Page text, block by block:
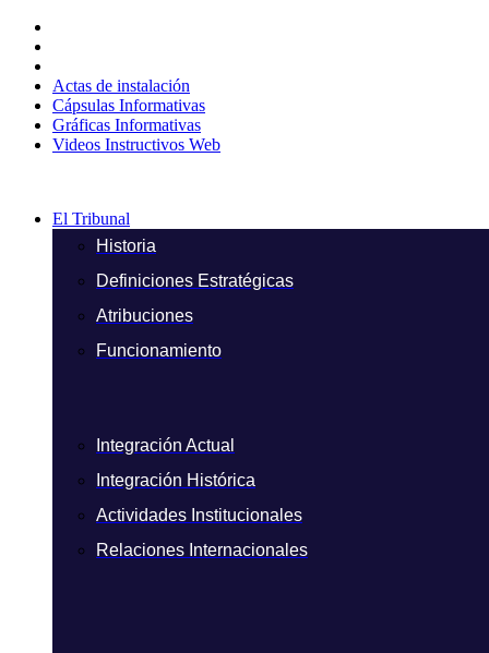
contenido
Actas de instalación
Cápsulas Informativas
Gráficas Informativas
Videos Instructivos Web
El Tribunal
Historia
Definiciones Estratégicas
Atribuciones
Funcionamiento
Integración Actual
Integración Histórica
Actividades Institucionales
Relaciones Internacionales